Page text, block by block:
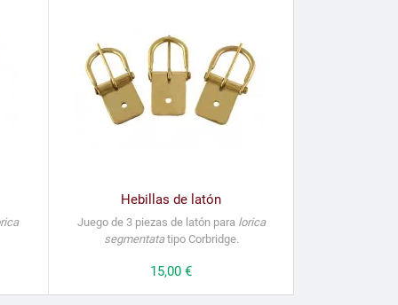
Hebillas de latón
Juego de 3 piezas de latón para lorica
segmentatatipo Corbridge.
Precio
15,00 €